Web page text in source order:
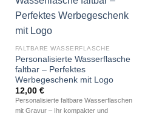
FALTBARE WASSERFLASCHE
Personalisierte Wasserflasche
faltbar – Perfektes
Werbegeschenk mit Logo
12,00 €
Personalisierte faltbare Wasserflaschen
mit Gravur – Ihr kompakter und